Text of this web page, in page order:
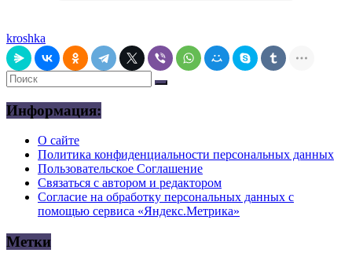
kroshka
Информация:
О сайте
Политика конфиденциальности персональных данных
Пользовательское Соглашение
Связаться с автором и редактором
Согласие на обработку персональных данных с
помощью сервиса «Яндекс.Метрика»
Метки